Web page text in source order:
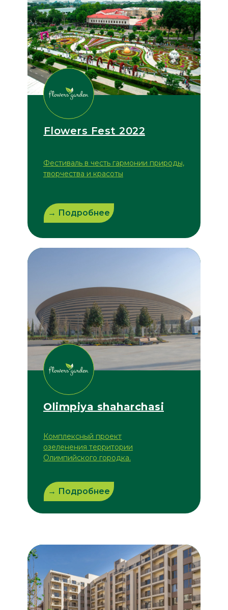
Olimpiya shaharchasi
Комплексный проект
озеленения территории
Олимпийского городка.
→ Подробнее
→ Подробнее
Flowers Fest 2022
Фестиваль в честь гармонии природы,
творчества и красоты